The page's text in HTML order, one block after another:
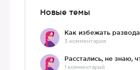
Новые темы
Как избежать развода
3 комментария
1 комментарий